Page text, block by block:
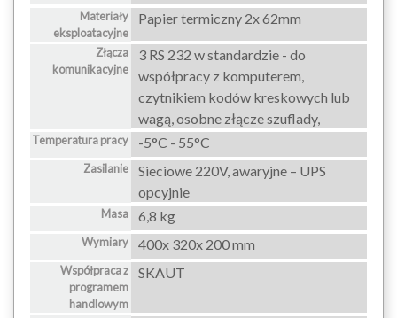
Materiały
eksploatacyjne
Papier termiczny 2x 62mm
Złącza
komunikacyjne
3 RS 232 w standardzie - do
współpracy z komputerem,
czytnikiem kodów kreskowych lub
wagą, osobne złącze szuflady,
Temperatura pracy -5°C - 55°C
Zasilanie
Sieciowe 220V, awaryjne – UPS
opcyjnie
Masa 6,8 kg
Wymiary 400x 320x 200 mm
Współpraca z
programem
handlowym
SKAUT